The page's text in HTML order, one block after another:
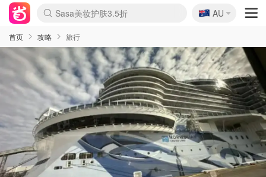
lululemon折扣上新
Sasa美妆护肤3.5折
SSENSE年中2.5折
FreshBeauty好价汇总
Cettire降价+叠9折
WWS Coles超市实拍
viagogo二手票捡漏
Myer超级周末
The Outnet奢牌1折起
David Jones 3折起
Flannels大牌1折
Perfumes Club护肤1折
AMIRO面罩$251
Amazon折扣汇总
eToro入金$200送$50
Amazon数码好物
ICONIC本周7.5折
ThedoubleF高奢地板价
Moose Knuckles 6折
丝芙兰5折起
EUFY摄像头$98
Selenichast首饰2折
Trip机票酒店促销
YSL送5件彩妆礼
Amazon家居好物
Amazon美妆护肤
雅漾大喷$8
过敏原检测盒$33
伊索独家赠50ml沐浴露
科颜氏高保湿面霜$29
SEALIFE海洋馆门票6折
丝塔芙大白罐$16
订阅Newsletter送香薰
Cult Beauty 6.8折
Harrods圣诞日历$525
LN-CC奢牌私促3折
d'Alba空姐喷雾$16
EVE LOM套装£56
Bernardelli独家4折
Adore Beauty 6折起
CT圣诞日历
Mytheresa奢品2.7折
Luxury Escapes 9折
Currentbody美容仪$881
MOON Garden Live
Roborock扫地机$649
Tingo Life水杯$24
Valentino官网5折
CR洗护套装$23
修丽可4件套$159
Myer彩妆2件7折
GANNI官网4.5折
Stylevana韩妆4折
Tessabit高奢8.5折
OGX洗发水$11
Amazon阿德莱德次日达
卡诗8.5折+赠礼
Philips Hue灯具8折
🇦🇺
AU
首页 攻略 旅行